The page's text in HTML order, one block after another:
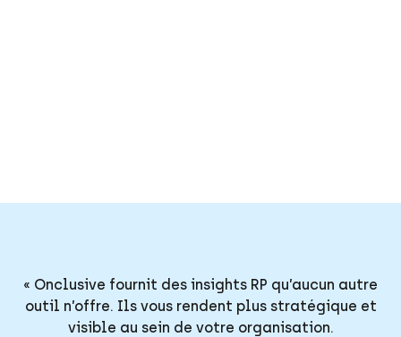
« Onclusive fournit des insights RP qu’aucun autre
outil n’offre. Ils vous rendent plus stratégique et
visible au sein de votre organisation.